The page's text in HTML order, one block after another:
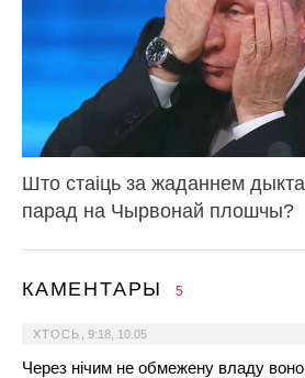
Што стаіць за жаданнем
парад на Чырвонай плошчы?
КАМЕНТАРЫ 5
ХТОСЬ 9:18, 10.05
Через нічим не обмежену владу